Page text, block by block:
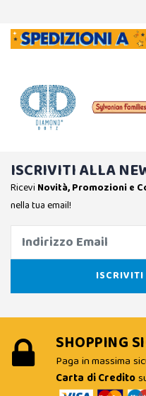
ISCRIVITI ALLA
Ricevi Novità, Promozioni e
nella tua email!
SHOPPING
Paga in massima
Carta di Credito